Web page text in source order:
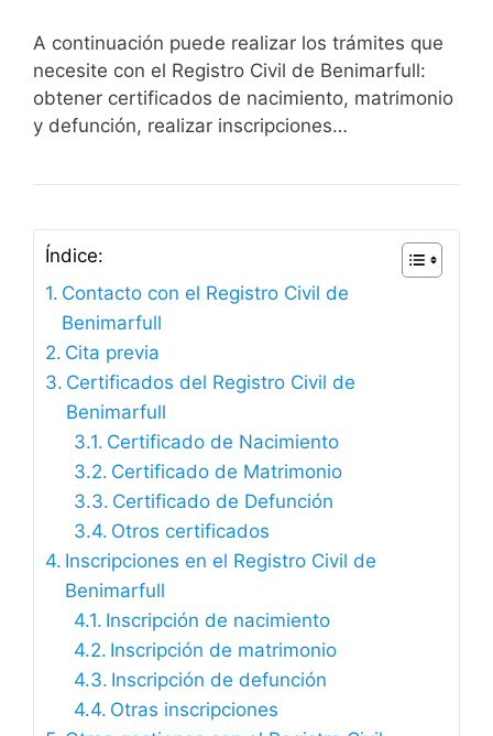
A continuación puede realizar los trámites que
necesite con el Registro Civil de Benimarfull:
obtener certificados de nacimiento, matrimonio
y defunción, realizar inscripciones…
Índice:
Contacto con el Registro Civil de
Benimarfull
Cita previa
Certificados del Registro Civil de
Benimarfull
Certificado de Nacimiento
Certificado de Matrimonio
Certificado de Defunción
Otros certificados
Inscripciones en el Registro Civil de
Benimarfull
Inscripción de nacimiento
Inscripción de matrimonio
Inscripción de defunción
Otras inscripciones